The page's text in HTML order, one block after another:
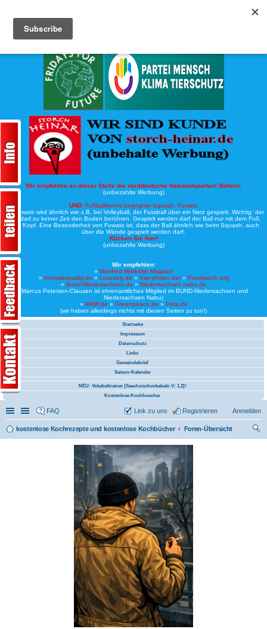
Wir empfehlen an dieser Stelle die norddeutsche Nationalsportart: Boßeln:
(unbezahlte Werbung)
UND: Fußballtennis begegnet Squash: Fuwate
Bei Fuwate wird ähnlich wie z.B. bei Volleyball, der Fussball über ein Netz gespielt. Wichtig: der
Ball darf zu keiner Zeit den Boden berühren. Gespielt werden darf der Ball nur mit dem Fuß
oder Kopf. Eine Besonderheit von Fuwate ist, dass der Ball ähnlich wie beim Squash, auch
über die Wände gespielt werden darf.
Klicken Sie hier!
(unbezahlte Werbung)
Wir empfehlen:
» Manfred Mistkäfer Magazin
» Animalequality.de » Loveveg.de » Vier-pfoten.de/» Foodwatch.org
» Bund-Niedersachsen.de » Niedersachsen.nabu.de
(Marcus Petersen-Clausen ist ehrenamtliches Mitglied im BUND-Niedersachsen und
Niedersachsen Nabu)
» WWF.de » Greenpeace.de » Peta.de
(wir haben allerdings nichts mit diesen Seiten zu tun!)
Startseite
Impressum
Datenschutz
Links
Gemeindebrief
Saison-Kalender
NEU: Vokabeltrainer (Saechsischvokabeln V: 1.2)!
Kostenlose Kochbuecher
Schnellzugriff
Linkliste
FAQ Anmelden
Registrieren
Link zu uns
kostenlose Kochrezepte und kostenlose Kochbücher
Foren-Übersicht